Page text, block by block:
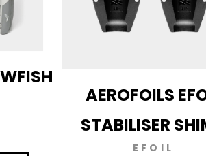
AEROFOILS
STABILISER
EFOIL